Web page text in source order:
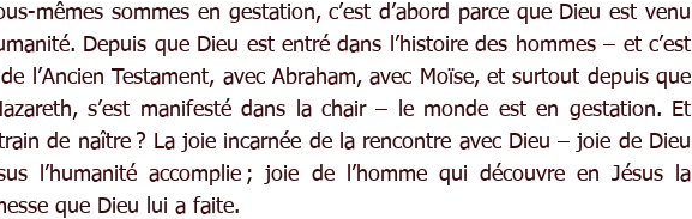
mêmes sommes en gestation, c’est d’abord parce que Dieu est venu
Depuis que Dieu est entré dans l’histoire des hommes – et c’est
l’Ancien Testament, avec Abraham, avec Moïse, et surtout depuis que
s’est manifesté dans la chair – le monde est en gestation. Et
de naître ? La joie incarnée de la rencontre avec Dieu – joie de Dieu
l’humanité accomplie ; joie de l’homme qui découvre en Jésus la
que Dieu lui a faite.